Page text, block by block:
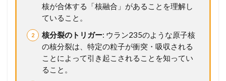
0
放
射
線
メ
ン
核が合体する「核融合」があることを理解し
ていること。
核分裂のトリガー: ウラン235のような原子核
の核分裂は、特定の粒子が衝突・吸収される
ことによって引き起こされることを知ってい
ること。